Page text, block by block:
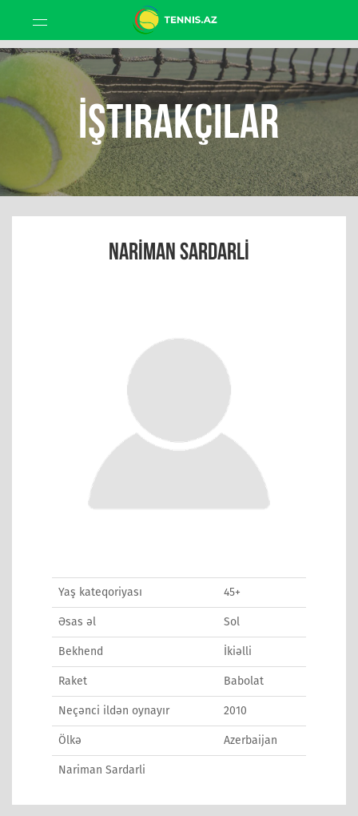
İştirakçılar
NARIMAN SARDARLI
Yaş kateqoriyası 45+
Əsas əl Sol
Bekhend İkiəlli
Raket Babolat
Neçənci ildən oynayır 2010
Ölkə Azerbaijan
Nariman Sardarli